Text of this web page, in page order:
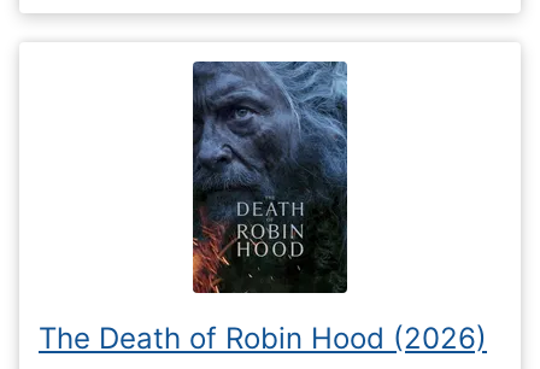
The Death of Robin Hood (2026)